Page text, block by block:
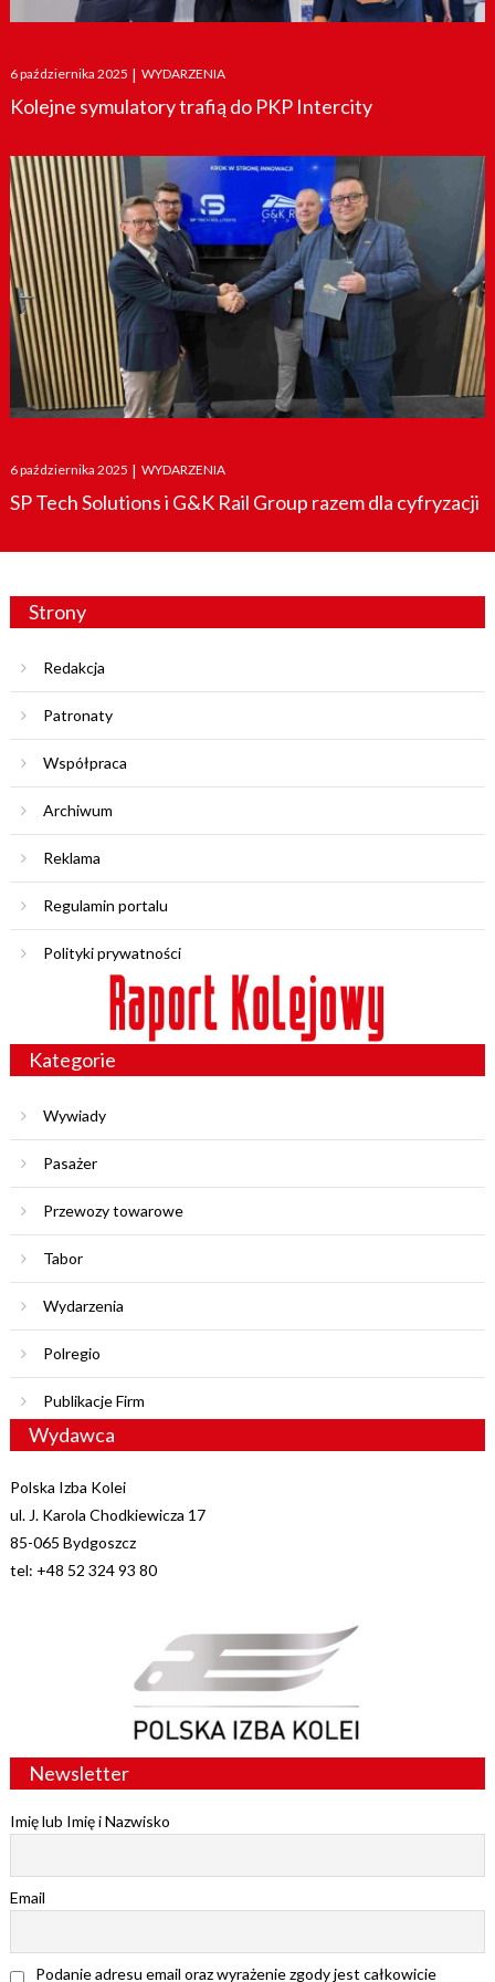
Posted
on
6 października 2025 | WYDARZENIA
Kolejne symulatory trafią do PKP Intercity
Posted
on
6 października 2025 | WYDARZENIA
SP Tech Solutions i G&K Rail Group razem dla cyfryzacji
Strony
Redakcja
Patronaty
Współpraca
Archiwum
Reklama
Regulamin portalu
Polityki prywatności
Kategorie
Wywiady
Pasażer
Przewozy towarowe
Tabor
Wydarzenia
Polregio
Publikacje Firm
Wydawca
Polska Izba Kolei
ul. J. Karola Chodkiewicza 17
85-065 Bydgoszcz
tel: +48 52 324 93 80
Newsletter
Imię lub Imię i Nazwisko
Email
Podanie adresu email oraz wyrażenie zgody jest całkowicie